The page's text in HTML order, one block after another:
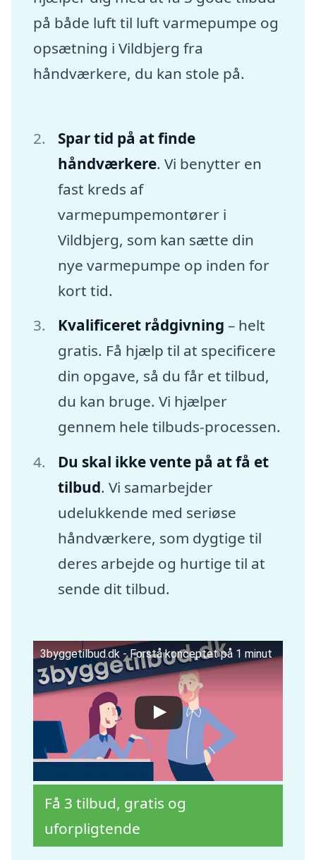
på både luft til luft varmepumpe og
opsætning i Vildbjerg fra
håndværkere, du kan stole på.
Spar tid på at finde
håndværkere. Vi benytter en
fast kreds af
varmepumpemontører i
Vildbjerg, som kan sætte din
nye varmepumpe op inden for
kort tid.
Kvalificeret rådgivning – helt
gratis. Få hjælp til at specificere
din opgave, så du får et tilbud,
du kan bruge. Vi hjælper
gennem hele tilbuds-processen.
Du skal ikke vente på at få et
tilbud. Vi samarbejder
udelukkende med seriøse
håndværkere, som dygtige til
deres arbejde og hurtige til at
sende dit tilbud.
3byggetilbud.dk - Forstå konceptet på 1 minut
Få 3 tilbud, gratis og
uforpligtende